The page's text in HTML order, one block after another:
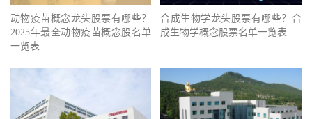
动物疫苗概念龙头股票有哪些？
2025年最全动物疫苗概念股名单
一览表
合成生物学龙头股票有哪些？合
成生物学概念股票名单一览表